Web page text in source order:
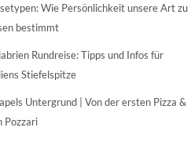
Wie Persönlichkeit unsere Art zu
bestimmt
Rundreise: Tipps und Infos für
Stiefelspitze
Untergrund | Von der ersten Pizza &
Pozzari